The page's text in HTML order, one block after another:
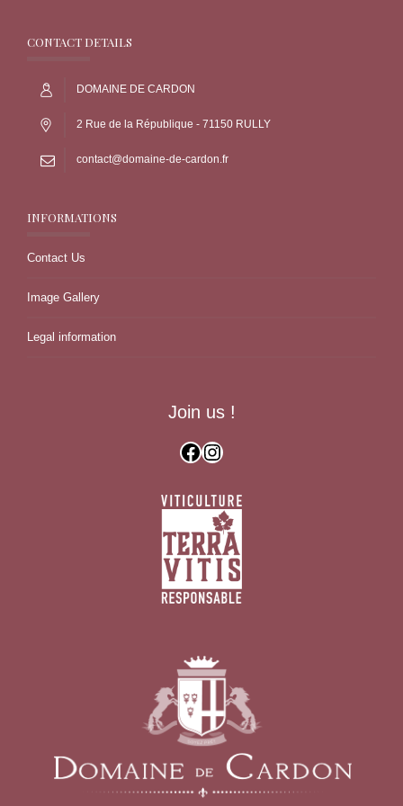
CONTACT DETAILS
DOMAINE DE CARDON
2 Rue de la République - 71150 RULLY
contact@domaine-de-cardon.fr
INFORMATIONS
Contact Us
Image Gallery
Legal information
Join us !
Facebook Instagram